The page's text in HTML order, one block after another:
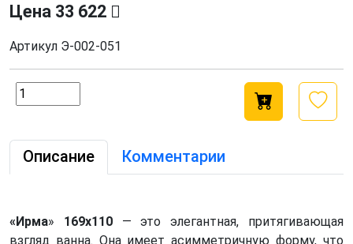
Цена 33 622
Артикул Э-002-051
Описание Комментарии
«Ирма» 169х110 — это элегантная, притягивающая
взгляд ванна. Она имеет асимметричную форму, что